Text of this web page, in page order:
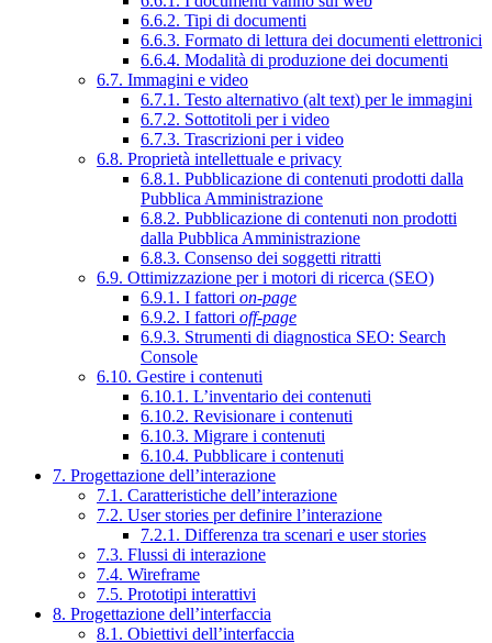
6.6.2. Tipi di documenti
6.6.3. Formato di lettura dei documenti elettronici
6.6.4. Modalità di produzione dei documenti
6.7. Immagini e video
6.7.1. Testo alternativo (alt text) per le immagini
6.7.2. Sottotitoli per i video
6.7.3. Trascrizioni per i video
6.8. Proprietà intellettuale e privacy
6.8.1. Pubblicazione di contenuti prodotti dalla
Pubblica Amministrazione
6.8.2. Pubblicazione di contenuti non prodotti
dalla Pubblica Amministrazione
6.8.3. Consenso dei soggetti ritratti
6.9. Ottimizzazione per i motori di ricerca (SEO)
6.9.1. I fattori on-page
6.9.2. I fattori off-page
6.9.3. Strumenti di diagnostica SEO: Search
Console
6.10. Gestire i contenuti
6.10.1. L’inventario dei contenuti
6.10.2. Revisionare i contenuti
6.10.3. Migrare i contenuti
6.10.4. Pubblicare i contenuti
7. Progettazione dell’interazione
7.1. Caratteristiche dell’interazione
7.2. User stories per definire l’interazione
7.2.1. Differenza tra scenari e user stories
7.3. Flussi di interazione
7.4. Wireframe
7.5. Prototipi interattivi
8. Progettazione dell’interfaccia
8.1. Obiettivi dell’interfaccia